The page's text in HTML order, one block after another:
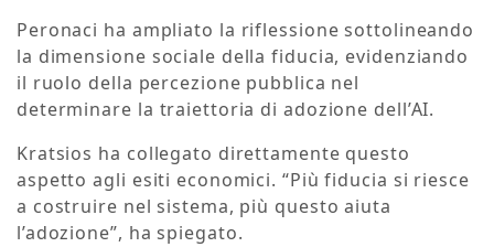
Peronaci ha ampliato la riflessione sottolineando
la dimensione sociale della fiducia, evidenziando
il ruolo della percezione pubblica nel
determinare la traiettoria di adozione dell’AI.
Kratsios ha collegato direttamente questo
aspetto agli esiti economici. “Più fiducia si riesce
a costruire nel sistema, più questo aiuta
l’adozione”, ha spiegato.